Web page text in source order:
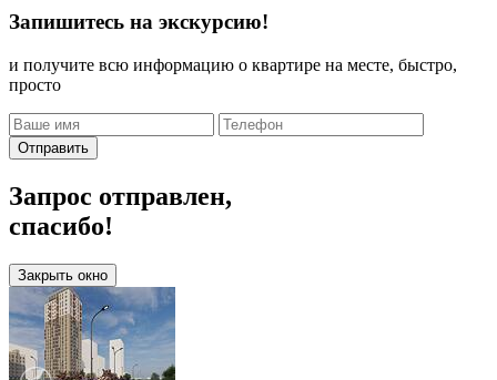
Запишитесь на экскурсию!
и получите всю информацию о квартире на месте, быстро,
просто
Отправить
Запрос отправлен,
спасибо!
Закрыть окно